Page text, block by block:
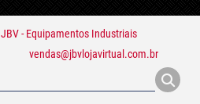
JBV - Equipamentos Industriais
vendas@jbvlojavirtual.com.br